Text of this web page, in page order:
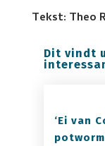
Tekst: Theo
Dit vindt
‘Ei van